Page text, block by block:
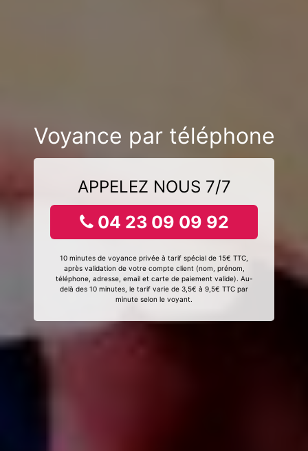
Voyance par téléphone
APPELEZ NOUS 7/7
04 23 09 09 92
10 minutes de voyance privée à tarif spécial de 15€ TTC,
après validation de votre compte client (nom, prénom,
téléphone, adresse, email et carte de paiement valide). Au-
delà des 10 minutes, le tarif varie de 3,5€ à 9,5€ TTC par
minute selon le voyant.